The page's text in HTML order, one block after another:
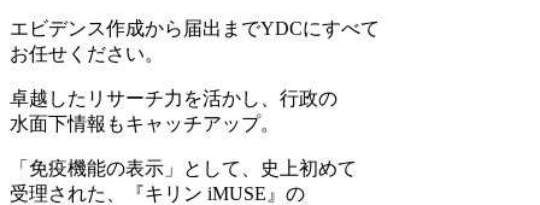
エビデンス作成から届出までYDCにすべて
お任せください。
卓越したリサーチ力を活かし、行政の
水面下情報もキャッチアップ。
「免疫機能の表示」として、史上初めて
受理された、『キリン iMUSE』の